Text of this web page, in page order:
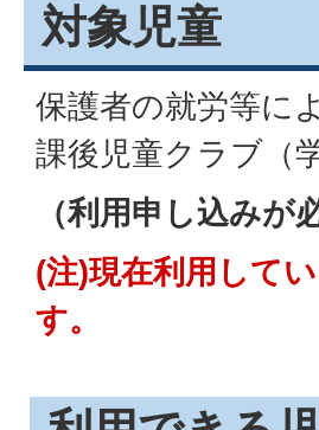
対象児童
保護者の就労等に
課後児童クラブ（
（利用申し込みが
(注)現在利用して
す。